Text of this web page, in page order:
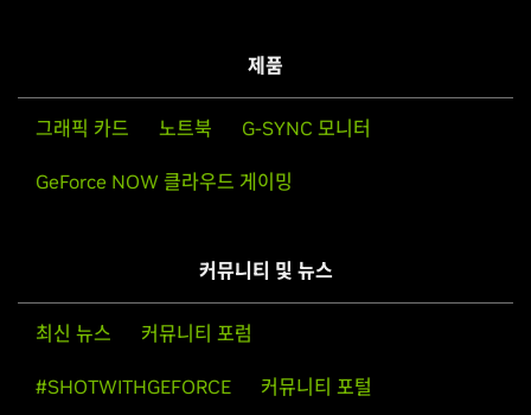
제품
그래픽 카드 노트북 G-SYNC 모니터
GeForce NOW 클라우드 게이밍
커뮤니티 및 뉴스
최신 뉴스 커뮤니티 포럼
#SHOTWITHGEFORCE 커뮤니티 포털